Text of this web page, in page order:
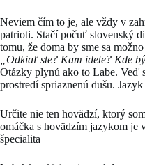
Neviem čím to je, ale vždy v
patrioti. Stačí počuť slovenský
tomu, že doma by sme sa
„Odkiaľ ste? Kam idete? Kde
Otázky plynú ako to Labe. Veď
prostredí spriaznenú dušu. Jazyk
Určite nie ten hovädzí, ktorý
omáčka s hovädzím jazykom je
špecialita